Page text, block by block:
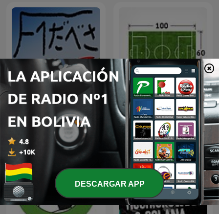
ード・シーズン
100-60-100
DESCARGAR APP